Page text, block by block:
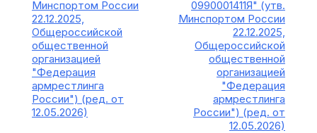
Минспортом России
22.12.2025,
Общероссийской
общественной
организацией
"Федерация
армрестлинга
России") (ред. от
12.05.2026)
0990001411Я" (утв.
Минспортом России
22.12.2025,
Общероссийской
общественной
организацией
"Федерация
армрестлинга
России") (ред. от
12.05.2026)